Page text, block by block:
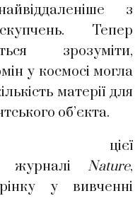
з
Тепер
зрозуміти,
у космосі могла
матерії для
об’єкта.
цієї
журналі Nature,
у вивченні